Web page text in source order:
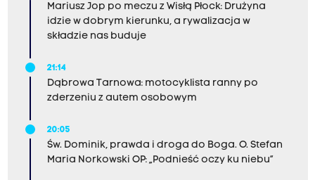
Mariusz Jop po meczu z Wisłą Płock: Drużyna
idzie w dobrym kierunku, a rywalizacja w
składzie nas buduje
21:14
Dąbrowa Tarnowa: motocyklista ranny po
zderzeniu z autem osobowym
20:05
Św. Dominik, prawda i droga do Boga. O. Stefan
Maria Norkowski OP: „Podnieść oczy ku niebu”